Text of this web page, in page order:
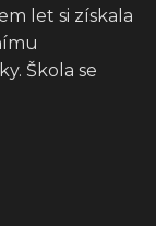
let si získala
Škola se